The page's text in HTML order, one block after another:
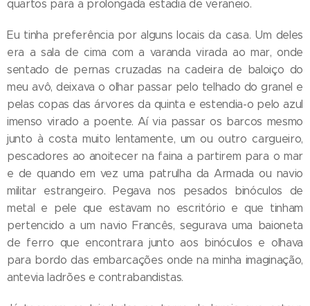
quartos para a prolongada estadia de veraneio.
Eu tinha preferência por alguns locais da casa. Um deles
era a sala de cima com a varanda virada ao mar, onde
sentado de pernas cruzadas na cadeira de baloiço do
meu avô, deixava o olhar passar pelo telhado do granel e
pelas copas das árvores da quinta e estendia-o pelo azul
imenso virado a poente. Aí via passar os barcos mesmo
junto à costa muito lentamente, um ou outro cargueiro,
pescadores ao anoitecer na faina a partirem para o mar
e de quando em vez uma patrulha da Armada ou navio
militar estrangeiro. Pegava nos pesados binóculos de
metal e pele que estavam no escritório e que tinham
pertencido a um navio Francês, segurava uma baioneta
de ferro que encontrara junto aos binóculos e olhava
para bordo das embarcações onde na minha imaginação,
antevia ladrões e contrabandistas.